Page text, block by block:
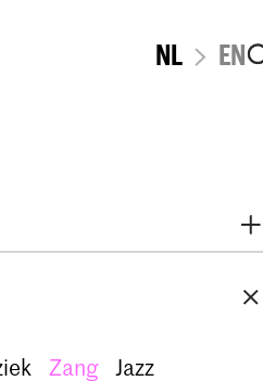
NL EN
Zang
Jazz